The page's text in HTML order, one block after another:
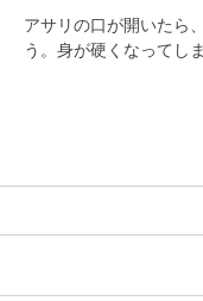
アサリの口が開いたら
う。身が硬くなってし